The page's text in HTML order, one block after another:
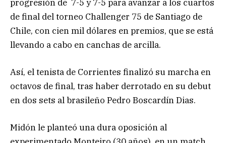
progresión de 7-5 y 7-5 para avanzar a los cuartos
de final del torneo Challenger 75 de Santiago de
Chile, con cien mil dólares en premios, que se está
llevando a cabo en canchas de arcilla.
Así, el tenista de Corrientes finalizó su marcha en
octavos de final, tras haber derrotado en su debut
en dos sets al brasileño Pedro Boscardín Dias.
Midón le planteó una dura oposición al